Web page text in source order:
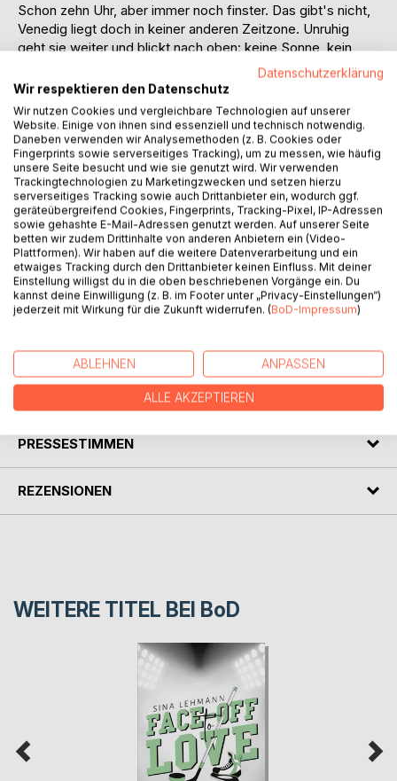
Schon zehn Uhr, aber immer noch finster. Das gibt's nicht,
Venedig liegt doch in keiner anderen Zeitzone. Unruhig
geht sie weiter und blickt nach oben: keine Sonne, kein
Licht, finster wie die Nacht. Es ist ihr unbegreiflich,
vielleicht geht ihre Uhr falsch, doch auch ihr Handy
bestätigt, dass es schon Vormittag ist. Am Liebsten wäre
es ihr, sich hinzulegen und beim Aufwachen wäre alles
wieder wie vorher. Keine dunklen Ungeheuer aus den
Tiefen des flaschengrünen Kanals, die den Sonnengott
gestürzt haben.
In dieser Kurzgeschichte "Der Tag an dem die Sonne nicht
aufging" zeigt die Autorin die Grenze zwischen Licht und
Finsternis, die Grenze zwischen innerer psychischer und
äußerer Welt.
In einer anderen Geschichte spricht Mona Lisa mit einem
Museumsbesucher über ihr Leben in der begrenzten Enge
PRESSESTIMMEN
REZENSIONEN
WEITERE TITEL BEI BoD
Datenschutzerklärung
Wir respektieren den Datenschutz
Wir nutzen Cookies und vergleichbare Technologien auf unserer
Website. Einige von ihnen sind essenziell und technisch notwendig.
Daneben verwenden wir Analysemethoden (z. B. Cookies oder
Fingerprints sowie serverseitiges Tracking), um zu messen, wie häufig
unsere Seite besucht und wie sie genutzt wird. Wir verwenden
Trackingtechnologien zu Marketingzwecken und setzen hierzu
serverseitiges Tracking sowie auch Drittanbieter ein, wodurch ggf.
geräteübergreifend Cookies, Fingerprints, Tracking-Pixel, IP-Adressen
sowie gehashte E-Mail-Adressen genutzt werden. Auf unserer Seite
betten wir zudem Drittinhalte von anderen Anbietern ein (Video-
Plattformen). Wir haben auf die weitere Datenverarbeitung und ein
etwaiges Tracking durch den Drittanbieter keinen Einfluss. Mit deiner
Einstellung willigst du in die oben beschriebenen Vorgänge ein. Du
kannst deine Einwilligung (z. B. im Footer unter „Privacy-Einstellungen“)
jederzeit mit Wirkung für die Zukunft widerrufen. (BoD-Impressum)
ABLEHNEN ANPASSEN
ALLE AKZEPTIEREN